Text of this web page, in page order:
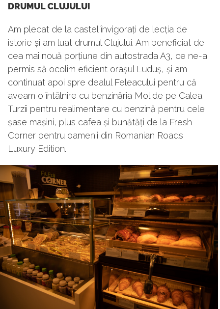
DRUMUL CLUJULUI
Am plecat de la castel învigorați de lecția de
istorie și am luat drumul Clujului. Am beneficiat de
cea mai nouă porțiune din autostrada A3, ce ne-a
permis să ocolim eficient orașul Luduș, și am
continuat apoi spre dealul Feleacului pentru că
aveam o întâlnire cu benzinăria Mol de pe Calea
Turzii pentru realimentare cu benzină pentru cele
șase mașini, plus cafea și bunătăți de la Fresh
Corner pentru oamenii din Romanian Roads
Luxury Edition.